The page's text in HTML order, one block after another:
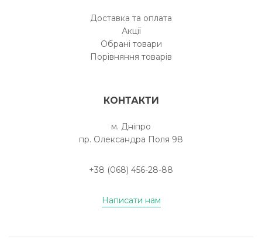
Доставка та оплата
Акції
Обрані товари
Порівняння товарів
КОНТАКТИ
м. Дніпро
пр. Олександра Поля 98
+38 (068) 456-28-88
Написати нам